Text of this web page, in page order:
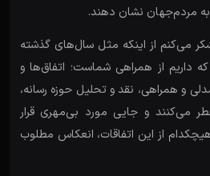
مردم‌جهان نشان دهند.
می‌کنم از اینکه مثل سال‌های گذشته
داریم از همراهی شماست؛ اتفاق‌ها و
و همراهی، نقد و تحلیل حوزه رسانه،
می‌کنند و جایی مورد بی‌مهری قرار
از این اتفاقات، انعکاس مطلوب